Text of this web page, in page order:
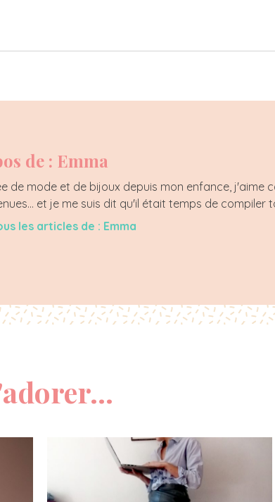
de : Emma
de mode et de bijoux depuis mon enfance, j'aime
et je me suis dit qu'il était temps de compiler
les articles de : Emma